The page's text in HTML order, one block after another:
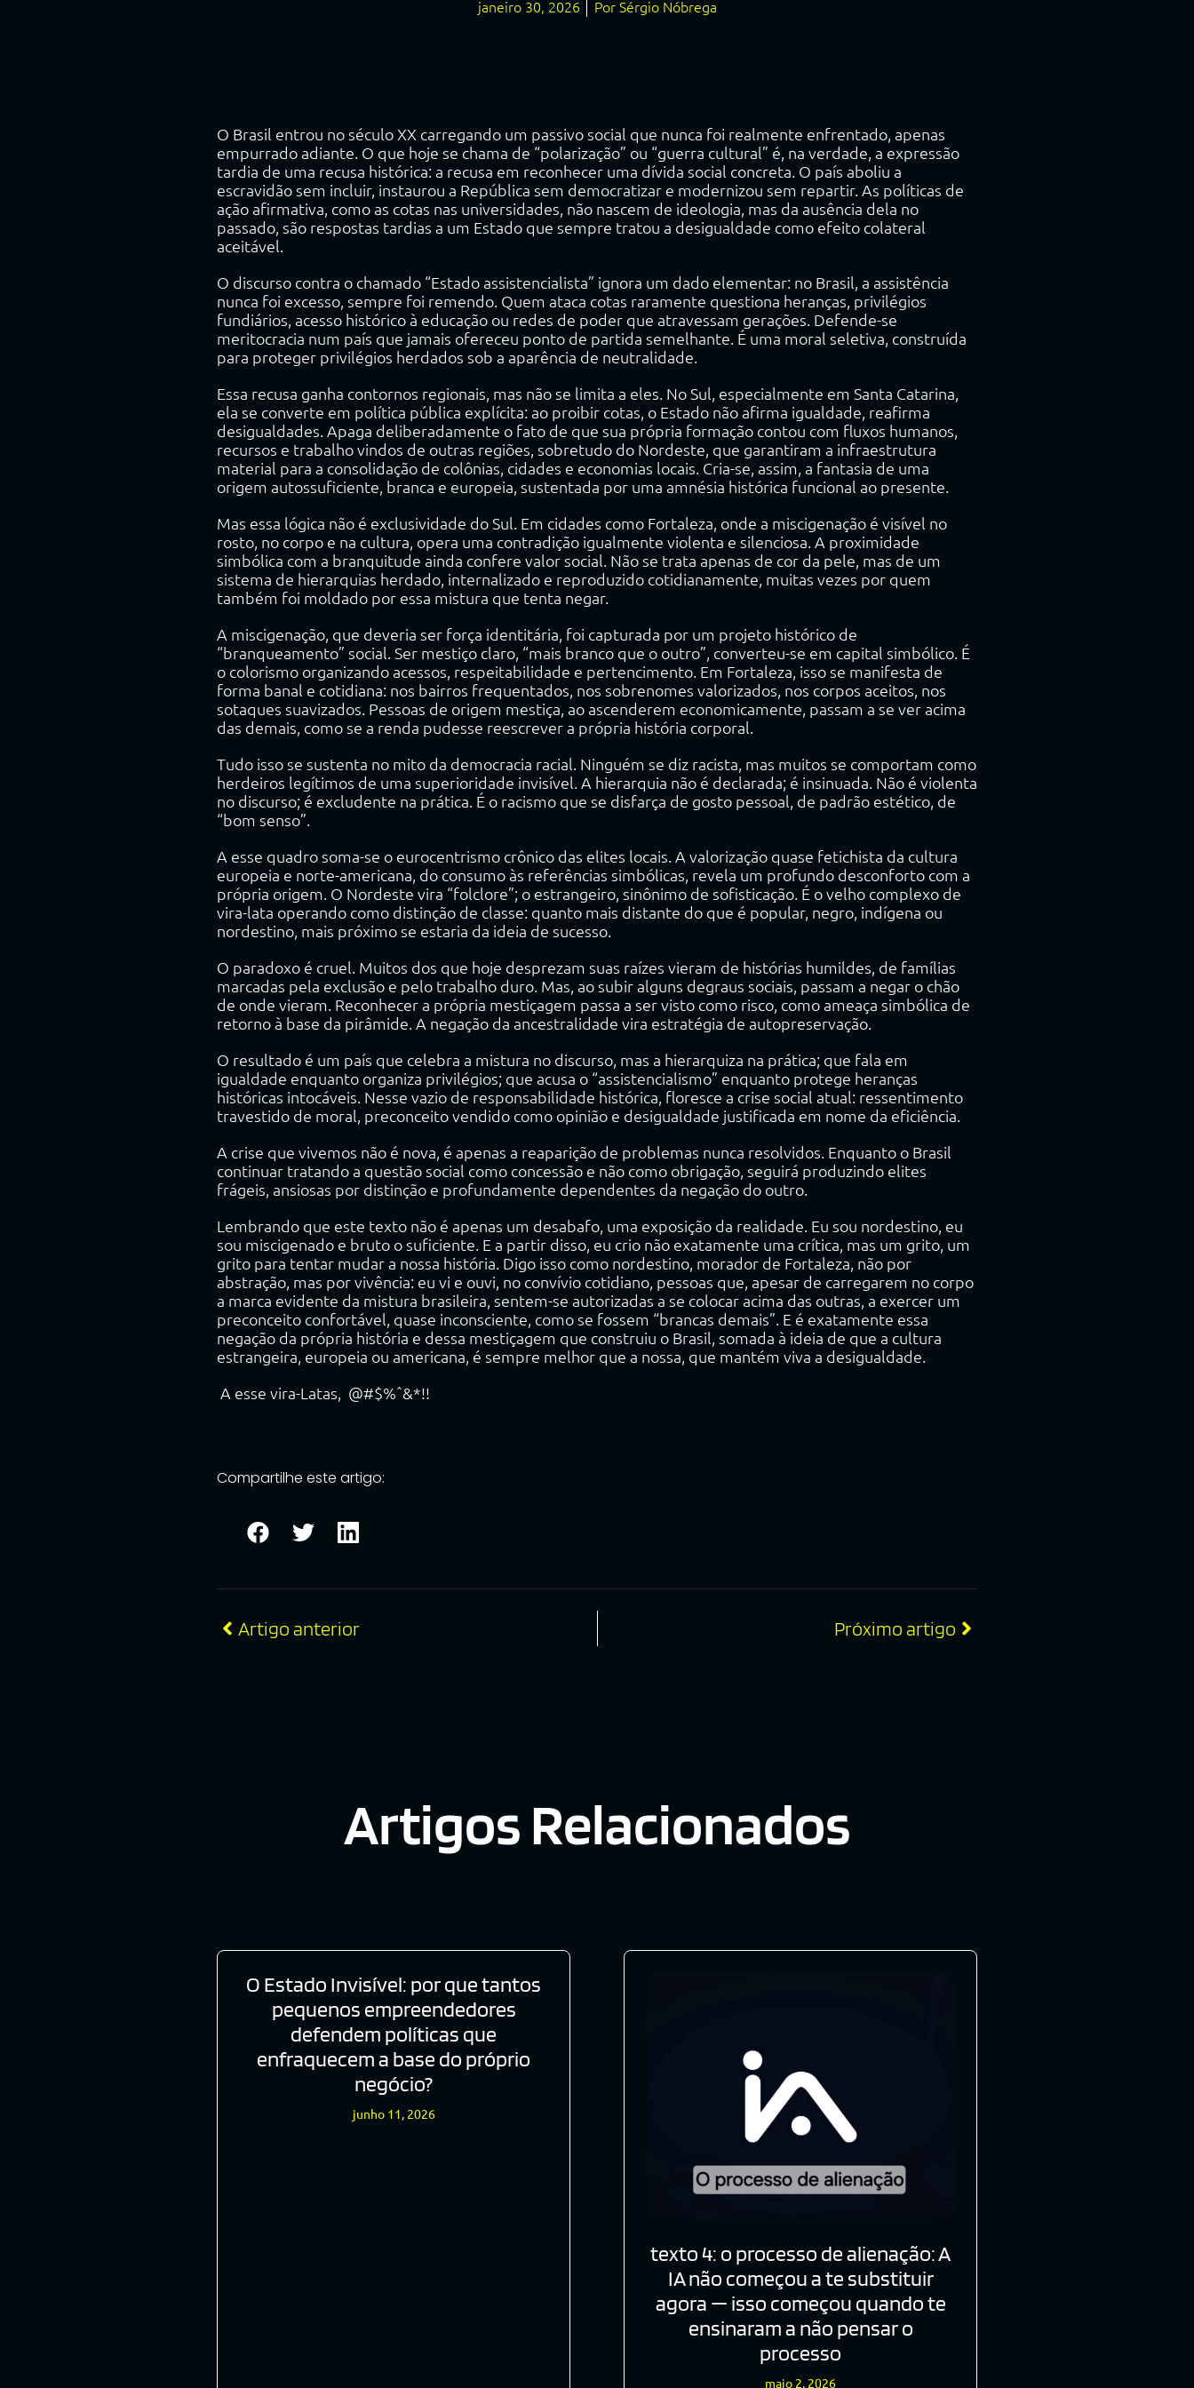
janeiro 30, 2026 PorSérgio Nóbrega
O Brasil entrou no século XX carregando um passivo social que nunca foi realmente enfrentado, apenas
empurrado adiante. O que hoje se chama de “polarização” ou “guerra cultural” é, na verdade, a expressão
tardia de uma recusa histórica: a recusa em reconhecer uma dívida social concreta. O país aboliu a
escravidão sem incluir, instaurou a República sem democratizar e modernizou sem repartir. As políticas de
ação afirmativa, como as cotas nas universidades, não nascem de ideologia, mas da ausência dela no
passado, são respostas tardias a um Estado que sempre tratou a desigualdade como efeito colateral
aceitável.
O discurso contra o chamado “Estado assistencialista” ignora um dado elementar: no Brasil, a assistência
nunca foi excesso, sempre foi remendo. Quem ataca cotas raramente questiona heranças, privilégios
fundiários, acesso histórico à educação ou redes de poder que atravessam gerações. Defende-se
meritocracia num país que jamais ofereceu ponto de partida semelhante. É uma moral seletiva, construída
para proteger privilégios herdados sob a aparência de neutralidade.
Essa recusa ganha contornos regionais, mas não se limita a eles. No Sul, especialmente em Santa Catarina,
ela se converte em política pública explícita: ao proibir cotas, o Estado não afirma igualdade, reafirma
desigualdades. Apaga deliberadamente o fato de que sua própria formação contou com fluxos humanos,
recursos e trabalho vindos de outras regiões, sobretudo do Nordeste, que garantiram a infraestrutura
material para a consolidação de colônias, cidades e economias locais. Cria-se, assim, a fantasia de uma
origem autossuficiente, branca e europeia, sustentada por uma amnésia histórica funcional ao presente.
Mas essa lógica não é exclusividade do Sul. Em cidades como Fortaleza, onde a miscigenação é visível no
rosto, no corpo e na cultura, opera uma contradição igualmente violenta e silenciosa. A proximidade
simbólica com a branquitude ainda confere valor social. Não se trata apenas de cor da pele, mas de um
sistema de hierarquias herdado, internalizado e reproduzido cotidianamente, muitas vezes por quem
também foi moldado por essa mistura que tenta negar.
A miscigenação, que deveria ser força identitária, foi capturada por um projeto histórico de
“branqueamento” social. Ser mestiço claro, “mais branco que o outro”, converteu-se em capital simbólico. É
o colorismo organizando acessos, respeitabilidade e pertencimento. Em Fortaleza, isso se manifesta de
forma banal e cotidiana: nos bairros frequentados, nos sobrenomes valorizados, nos corpos aceitos, nos
sotaques suavizados. Pessoas de origem mestiça, ao ascenderem economicamente, passam a se ver acima
das demais, como se a renda pudesse reescrever a própria história corporal.
Tudo isso se sustenta no mito da democracia racial. Ninguém se diz racista, mas muitos se comportam como
herdeiros legítimos de uma superioridade invisível. A hierarquia não é declarada; é insinuada. Não é violenta
no discurso; é excludente na prática. É o racismo que se disfarça de gosto pessoal, de padrão estético, de
“bom senso”.
A esse quadro soma-se o eurocentrismo crônico das elites locais. A valorização quase fetichista da cultura
europeia e norte-americana, do consumo às referências simbólicas, revela um profundo desconforto com a
própria origem. O Nordeste vira “folclore”; o estrangeiro, sinônimo de sofisticação. É o velho complexo de
vira-lata operando como distinção de classe: quanto mais distante do que é popular, negro, indígena ou
nordestino, mais próximo se estaria da ideia de sucesso.
O paradoxo é cruel. Muitos dos que hoje desprezam suas raízes vieram de histórias humildes, de famílias
marcadas pela exclusão e pelo trabalho duro. Mas, ao subir alguns degraus sociais, passam a negar o chão
de onde vieram. Reconhecer a própria mestiçagem passa a ser visto como risco, como ameaça simbólica de
retorno à base da pirâmide. A negação da ancestralidade vira estratégia de autopreservação.
O resultado é um país que celebra a mistura no discurso, mas a hierarquiza na prática; que fala em
igualdade enquanto organiza privilégios; que acusa o “assistencialismo” enquanto protege heranças
históricas intocáveis. Nesse vazio de responsabilidade histórica, floresce a crise social atual: ressentimento
travestido de moral, preconceito vendido como opinião e desigualdade justificada em nome da eficiência.
A crise que vivemos não é nova, é apenas a reaparição de problemas nunca resolvidos. Enquanto o Brasil
continuar tratando a questão social como concessão e não como obrigação, seguirá produzindo elites
frágeis, ansiosas por distinção e profundamente dependentes da negação do outro.
Lembrando que este texto não é apenas um desabafo, uma exposição da realidade. Eu sou nordestino, eu
sou miscigenado e bruto o suficiente. E a partir disso, eu crio não exatamente uma crítica, mas um grito, um
grito para tentar mudar a nossa história. Digo isso como nordestino, morador de Fortaleza, não por
abstração, mas por vivência: eu vi e ouvi, no convívio cotidiano, pessoas que, apesar de carregarem no corpo
a marca evidente da mistura brasileira, sentem-se autorizadas a se colocar acima das outras, a exercer um
preconceito confortável, quase inconsciente, como se fossem “brancas demais”. E é exatamente essa
negação da própria história e dessa mestiçagem que construiu o Brasil, somada à ideia de que a cultura
estrangeira, europeia ou americana, é sempre melhor que a nossa, que mantém viva a desigualdade.
A esse vira-Latas, @#$%ˆ&*!!
Compartilhe este artigo:
Artigo anterior Próximo artigo
Artigos Relacionados
O Estado Invisível: por que tantos
pequenos empreendedores
defendem políticas que
enfraquecem a base do próprio
negócio?
junho 11, 2026
texto 4: o processo de alienação: A
IA não começou a te substituir
agora — isso começou quando te
ensinaram a não pensar o
processo
maio 2, 2026